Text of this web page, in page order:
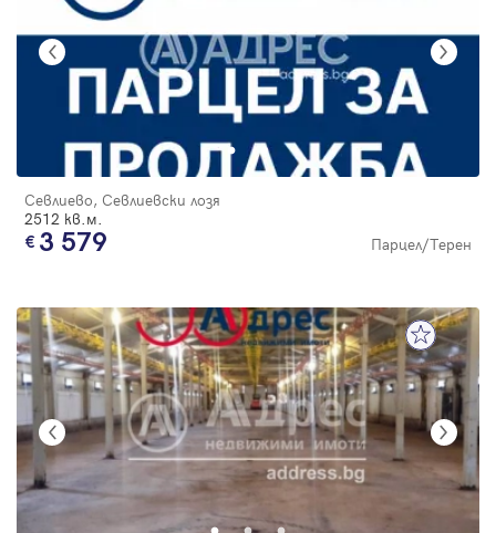
Севлиево, Севлиевски лозя
2512 кв.м.
3 579 Парцел/Терен